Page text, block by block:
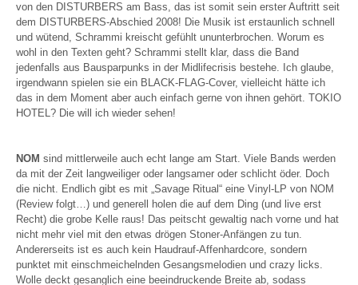
von den DISTURBERS am Bass, das ist somit sein erster Auftritt seit
dem DISTURBERS-Abschied 2008! Die Musik ist erstaunlich schnell
und wütend, Schrammi kreischt gefühlt ununterbrochen. Worum es
wohl in den Texten geht? Schrammi stellt klar, dass die Band
jedenfalls aus Bausparpunks in der Midlifecrisis bestehe. Ich glaube,
irgendwann spielen sie ein BLACK-FLAG-Cover, vielleicht hätte ich
das in dem Moment aber auch einfach gerne von ihnen gehört. TOKIO
HOTEL? Die will ich wieder sehen!
NOM sind mittlerweile auch echt lange am Start. Viele Bands werden
da mit der Zeit langweiliger oder langsamer oder schlicht öder. Doch
die nicht. Endlich gibt es mit „Savage Ritual“ eine Vinyl-LP von NOM
(Review folgt…) und generell holen die auf dem Ding (und live erst
Recht) die grobe Kelle raus! Das peitscht gewaltig nach vorne und hat
nicht mehr viel mit den etwas drögen Stoner-Anfängen zu tun.
Andererseits ist es auch kein Haudrauf-Affenhardcore, sondern
punktet mit einschmeichelnden Gesangsmelodien und crazy licks.
Wolle deckt gesanglich eine beeindruckende Breite ab, sodass